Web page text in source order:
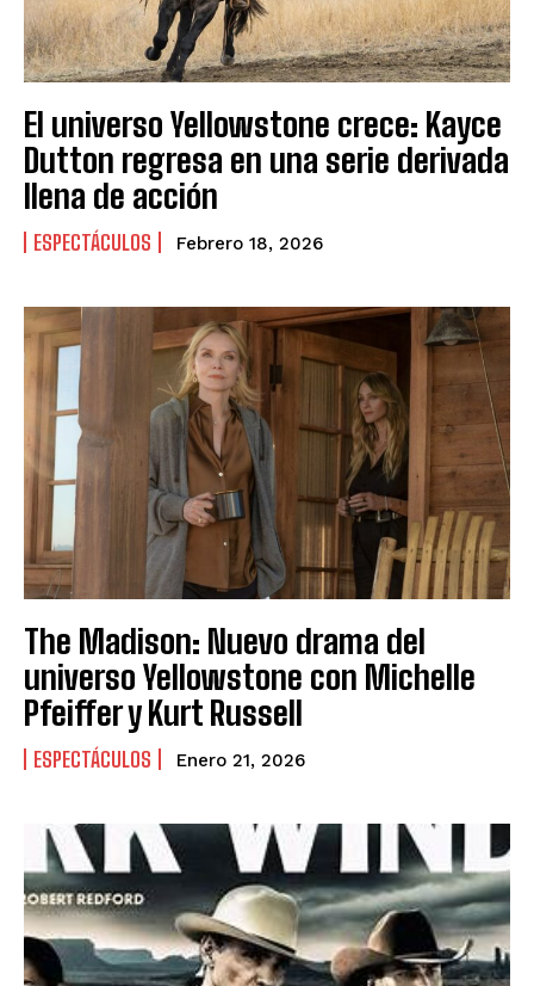
El universo Yellowstone crece: Kayce
Dutton regresa en una serie derivada
llena de acción
ESPECTÁCULOS Febrero 18, 2026
The Madison: Nuevo drama del
universo Yellowstone con Michelle
Pfeiffer y Kurt Russell
ESPECTÁCULOS Enero 21, 2026